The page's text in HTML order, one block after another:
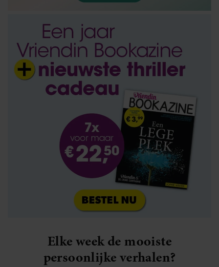
Elke week de mooiste
persoonlijke verhalen?